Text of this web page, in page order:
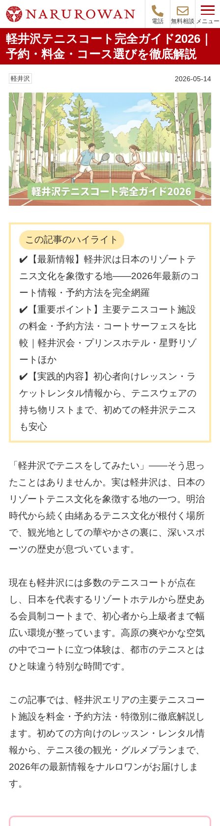
電話 無料相談 メニュー
軽井沢テニスコート完全ガイド2026｜
予約・料金・コース選びを徹底解説
軽井沢 2026-05-14
この記事のハイライト
✔️【最新情報】軽井沢は日本のリゾートテ
ニス文化を象徴する地——2026年最新のコ
ート情報・予約方法を完全網羅
✔️【重要ポイント】主要テニスコート施設
の料金・予約方法・コートサーフェスを比
較｜軽井沢会・プリンスホテル・星野リゾ
ートほか
✔️【実践的内容】初心者向けレッスン・ラ
ケットレンタル情報から、テニスウェアの
持ち物リストまで、初めての軽井沢テニス
も安心
「軽井沢でテニスをしてみたい」——そう思っ
たことはありませんか。実は軽井沢は、日本の
リゾートテニス文化を象徴する地の一つ。明治
時代から続く由緒あるテニス文化が根付く場所
で、観光地としての華やかさの裏に、深いスポ
ーツの歴史が息づいています。
現在も軽井沢には多数のテニスコートが点在
し、日本を代表するリゾートホテルから歴史あ
る会員制コートまで、初心者から上級者まで幅
広い環境が整っています。高原の爽やかな空気
の中でコートに立つ体験は、都市のテニスとは
ひと味違う特別な時間です。
この記事では、軽井沢エリアの主要テニスコー
ト施設を料金・予約方法・特徴別に徹底解説し
ます。初めての方向けのレッスン・レンタル情
報から、テニス後の観光・グルメプランまで、
2026年の最新情報をナルロワンがお届けしま
す。